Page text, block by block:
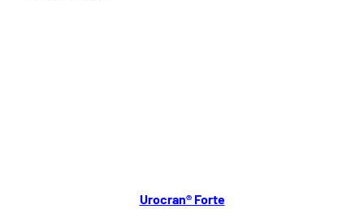
Urocran® Forte